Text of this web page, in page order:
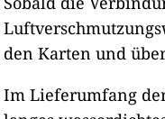
den Karten und
Im Lieferumfang